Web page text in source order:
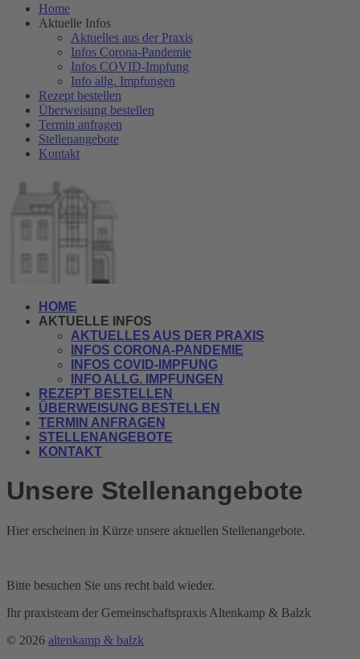
Home
Aktuelle Infos
Aktuelles aus der Praxis
Infos Corona-Pandemie
Infos COVID-Impfung
Info allg. Impfungen
Rezept bestellen
Überweisung bestellen
Termin anfragen
Stellenangebote
Kontakt
HOME
AKTUELLE INFOS
AKTUELLES AUS DER PRAXIS
INFOS CORONA-PANDEMIE
INFOS COVID-IMPFUNG
INFO ALLG. IMPFUNGEN
REZEPT BESTELLEN
ÜBERWEISUNG BESTELLEN
TERMIN ANFRAGEN
STELLENANGEBOTE
KONTAKT
Unsere Stellenangebote
Hier erscheinen in Kürze unsere aktuellen Stellenangebote.
Bitte besuchen Sie uns recht bald wieder.
Ihr praxisteam der Gemeinschaftspraxis Altenkamp & Balzk
© 2026 altenkamp & balzk